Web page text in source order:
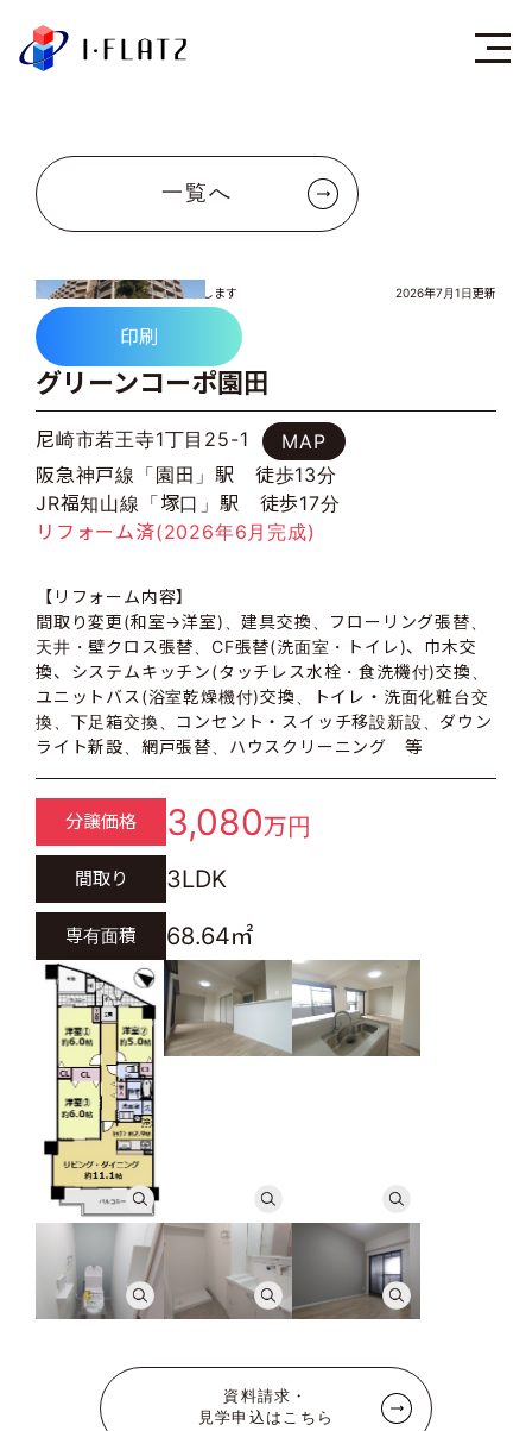
一覧へ
グリーンコーポ園田
写真をクリックすると拡大表示します 2026年7月1日更新
印刷
グリーンコーポ園田
尼崎市若王寺1丁目25-1
MAP
阪急神戸線「園田」駅 徒歩13分
JR福知山線「塚口」駅 徒歩17分
リフォーム済(2026年6月完成)
【リフォーム内容】
間取り変更(和室→洋室)、建具交換、フローリング張替、
天井・壁クロス張替、CF張替(洗面室・トイレ)、巾木交
換、システムキッチン(タッチレス水栓・食洗機付)交換、
ユニットバス(浴室乾燥機付)交換、トイレ・洗面化粧台交
換、下足箱交換、コンセント・スイッチ移設新設、ダウン
ライト新設、網戸張替、ハウスクリーニング 等
分譲価格 3,080万円
間取り 3LDK
専有面積 68.64㎡
資料請求・
見学申込はこちら